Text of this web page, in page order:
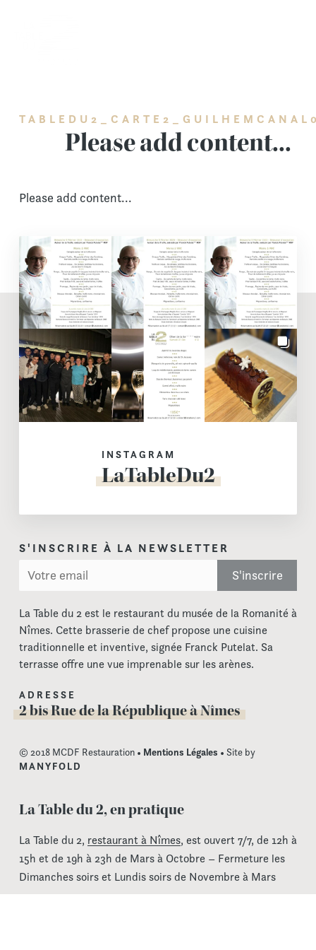
Please add content...
Please add content...
INSTAGRAM
LaTableDu2
S'INSCRIRE À LA NEWSLETTER
La Table du 2 est le restaurant du musée de la Romanité à
Nîmes. Cette brasserie de chef propose une cuisine
traditionnelle et inventive, signée Franck Putelat. Sa
terrasse offre une vue imprenable sur les arènes.
ADRESSE
2 bis Rue de la République à Nîmes
© 2018 MCDF Restauration • Mentions Légales • Site by
MANYFOLD
La Table du 2, en pratique
La Table du 2, restaurant à Nîmes, est ouvert 7/7, de 12h à
15h et de 19h à 23h de Mars à Octobre – Fermeture les
Dimanches soirs et Lundis soirs de Novembre à Mars